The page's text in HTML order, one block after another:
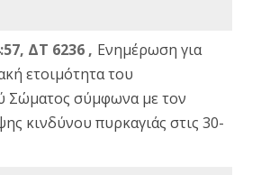
ΔΤ 6236 , Ενημέρωση για
ετοιμότητα του
Σώματος σύμφωνα με τον
κινδύνου πυρκαγιάς στις 30-